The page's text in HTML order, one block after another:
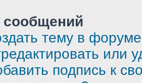
сообщений
тему в
или
подпись к